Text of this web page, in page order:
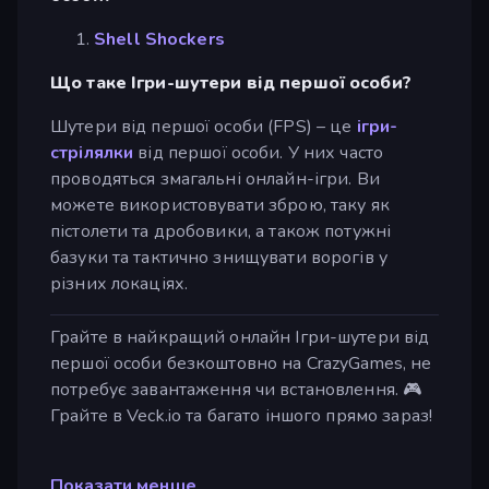
Shell Shockers
Що таке Ігри-шутери від першої особи?
Шутери від першої особи (FPS) – це ігри-
стрілялки від першої особи. У них часто
проводяться змагальні онлайн-ігри. Ви
можете використовувати зброю, таку як
пістолети та дробовики, а також потужні
базуки та тактично знищувати ворогів у
різних локаціях.
Грайте в найкращий онлайн Ігри-шутери від
першої особи безкоштовно на CrazyGames, не
потребує завантаження чи встановлення. 🎮
Грайте в Veck.io та багато іншого прямо зараз!